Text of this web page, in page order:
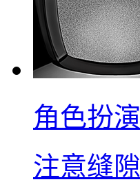
角色扮演
注意缝隙